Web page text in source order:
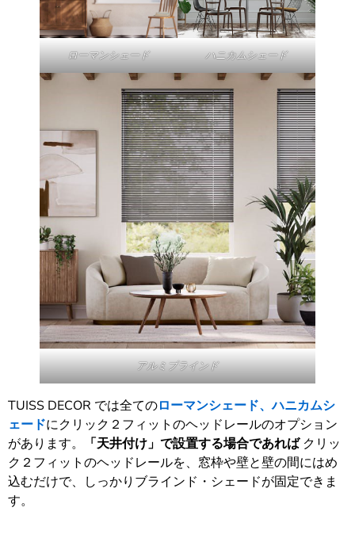
ローマンシェード ハニカムシェード
アルミブラインド
TUISS DECOR では全てのローマンシェード、ハニカムシ
ェードにクリック２フィットのヘッドレールのオプション
があります。
「天井付け」で設置する場合であればクリッ
ク２フィットのヘッドレールを、窓枠や壁と壁の間にはめ
込むだけで、しっかりブラインド・シェードが固定できま
す。